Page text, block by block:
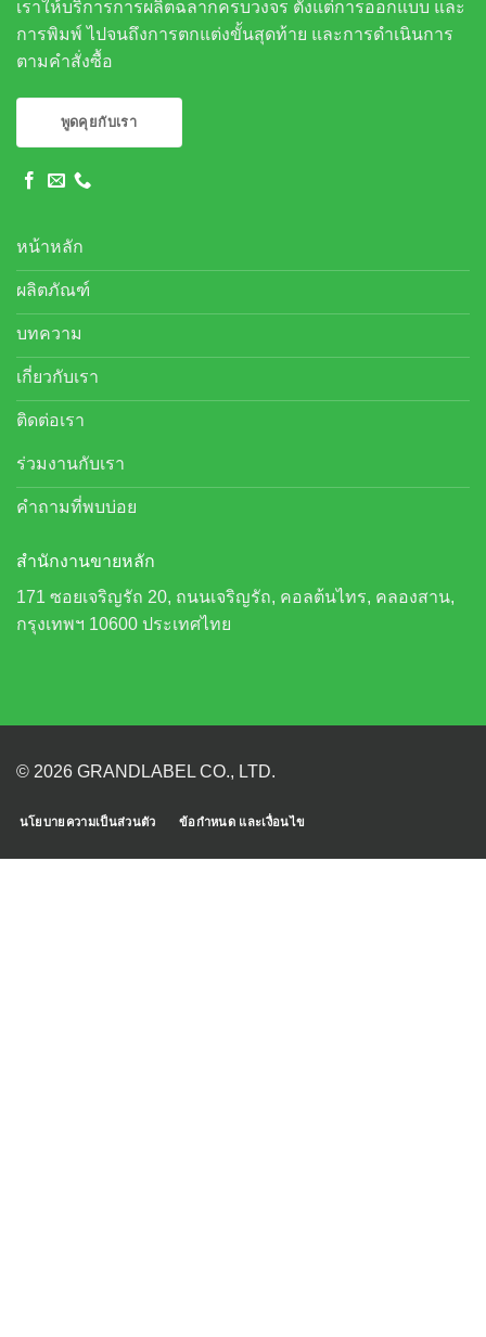
เราให้บริการการผลิตฉลากครบวงจร ตั้งแต่การออกแบบ และ
การพิมพ์ ไปจนถึงการตกแต่งขั้นสุดท้าย และการดำเนินการ
ตามคำสั่งซื้อ
พูดคุยกับเรา
หน้าหลัก
ผลิตภัณฑ์
บทความ
เกี่ยวกับเรา
ติดต่อเรา
ร่วมงานกับเรา
คำถามที่พบบ่อย
สำนักงานขายหลัก
171 ซอยเจริญรัถ 20, ถนนเจริญรัถ, คอลต้นไทร, คลองสาน,
กรุงเทพฯ 10600 ประเทศไทย
© 2026 GRANDLABEL CO., LTD.
นโยบายความเป็นส่วนตัว ข้อกำหนด และเงื่อนไข